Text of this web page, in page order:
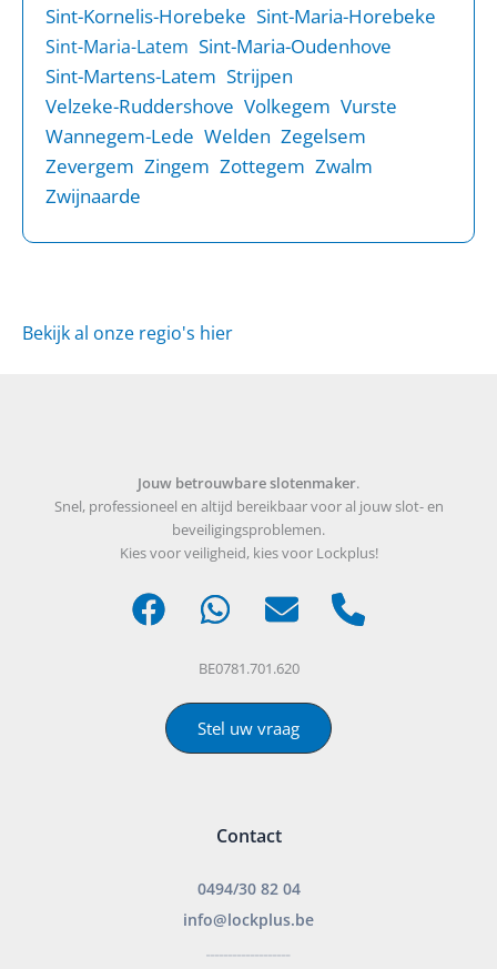
Sint-Kornelis-Horebeke Sint-Maria-Horebeke
Sint-Maria-Latem Sint-Maria-Oudenhove
Sint-Martens-Latem Strijpen
Velzeke-Ruddershove Volkegem Vurste
Wannegem-Lede Welden Zegelsem
Zevergem Zingem Zottegem Zwalm
Zwijnaarde
Bekijk al onze regio's hier
Jouw betrouwbare slotenmaker.
Snel, professioneel en altijd bereikbaar voor al jouw slot- en
beveiligingsproblemen.
Kies voor veiligheid, kies voor Lockplus!
BE0781.701.620
Stel uw vraag
Contact
0494/30 82 04
info@lockplus.be